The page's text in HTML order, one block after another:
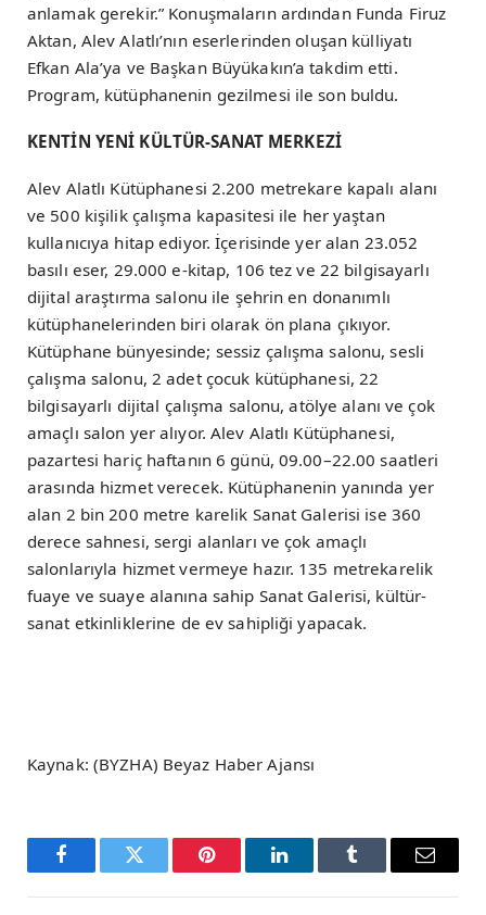
anlamak gerekir.” Konuşmaların ardından Funda Firuz
Aktan, Alev Alatlı’nın eserlerinden oluşan külliyatı
Efkan Ala’ya ve Başkan Büyükakın’a takdim etti.
Program, kütüphanenin gezilmesi ile son buldu.
KENTİN YENİ KÜLTÜR-SANAT MERKEZİ
Alev Alatlı Kütüphanesi 2.200 metrekare kapalı alanı
ve 500 kişilik çalışma kapasitesi ile her yaştan
kullanıcıya hitap ediyor. İçerisinde yer alan 23.052
basılı eser, 29.000 e-kitap, 106 tez ve 22 bilgisayarlı
dijital araştırma salonu ile şehrin en donanımlı
kütüphanelerinden biri olarak ön plana çıkıyor.
Kütüphane bünyesinde; sessiz çalışma salonu, sesli
çalışma salonu, 2 adet çocuk kütüphanesi, 22
bilgisayarlı dijital çalışma salonu, atölye alanı ve çok
amaçlı salon yer alıyor. Alev Alatlı Kütüphanesi,
pazartesi hariç haftanın 6 günü, 09.00–22.00 saatleri
arasında hizmet verecek. Kütüphanenin yanında yer
alan 2 bin 200 metre karelik Sanat Galerisi ise 360
derece sahnesi, sergi alanları ve çok amaçlı
salonlarıyla hizmet vermeye hazır. 135 metrekarelik
fuaye ve suaye alanına sahip Sanat Galerisi, kültür-
sanat etkinliklerine de ev sahipliği yapacak.
Kaynak: (BYZHA) Beyaz Haber Ajansı
FacebookTwitter Pinterest LinkedInTumblr Email